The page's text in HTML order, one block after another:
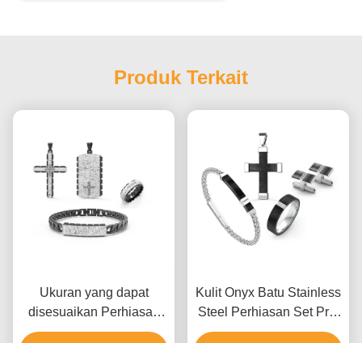
Produk Terkait
Ukuran yang dapat
disesuaikan Perhiasan
stainless steel set untuk
Kulit Onyx Batu Stainless
Steel Perhiasan Set Pria
Kalung Earrings Dan Set